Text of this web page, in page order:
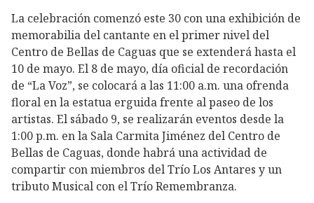
La celebración comenzó este 30 con una exhibición de
memorabilia del cantante en el primer nivel del
Centro de Bellas de Caguas que se extenderá hasta el
10 de mayo. El 8 de mayo, día oficial de recordación
de “La Voz”, se colocará a las 11:00 a.m. una ofrenda
floral en la estatua erguida frente al paseo de los
artistas. El sábado 9, se realizarán eventos desde la
1:00 p.m. en la Sala Carmita Jiménez del Centro de
Bellas de Caguas, donde habrá una actividad de
compartir con miembros del Trío Los Antares y un
tributo Musical con el Trío Remembranza.